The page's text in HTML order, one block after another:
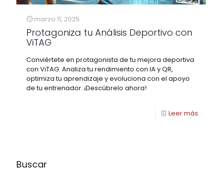
marzo 11, 2025
Protagoniza tu Análisis Deportivo con
ViTAG
Conviértete en protagonista de tu mejora deportiva
con ViTAG. Analiza tu rendimiento con IA y QR,
optimiza tu aprendizaje y evoluciona con el apoyo
de tu entrenador. ¡Descúbrelo ahora!
Leer más
Buscar